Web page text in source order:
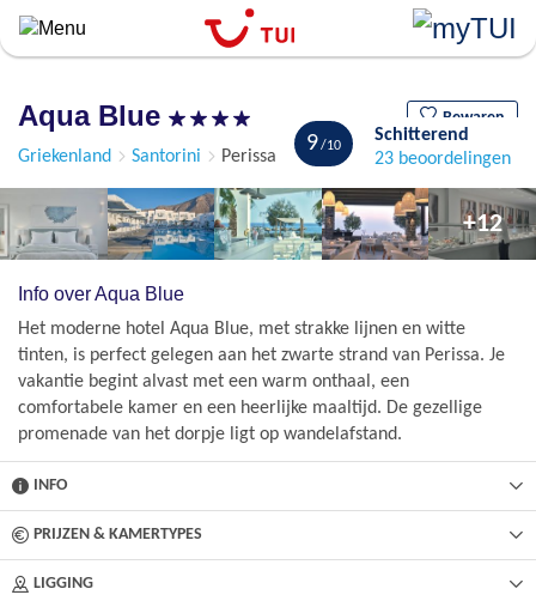
Overslaan
algemene
Aqua Blue Bewaren
Griekenland Santorini Perissa
9
Schitterend
23 beoordelingen
+12
Info over Aqua Blue
Het moderne hotel Aqua Blue, met strakke lijnen en witte
tinten, is perfect gelegen aan het zwarte strand van Perissa. Je
vakantie begint alvast met een warm onthaal, een
comfortabele kamer en een heerlijke maaltijd. De gezellige
promenade van het dorpje ligt op wandelafstand.
INFO
PRIJZEN & KAMERTYPES
LIGGING